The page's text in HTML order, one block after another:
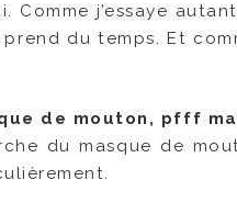
Comme j’essaye
du temps. Et
de mouton, pfff
du masque de